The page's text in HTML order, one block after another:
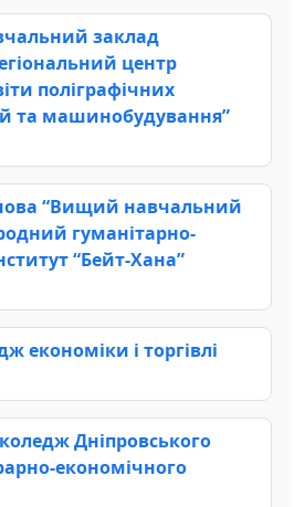
заклад
центр
поліграфічних
та машинобудування”
“Вищий навчальний
гуманітарно-
“Бейт-Хана”
економіки і торгівлі
Дніпровського
економічного